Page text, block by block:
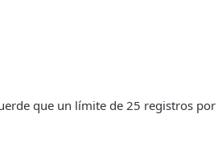
que un límite de 25 registros por